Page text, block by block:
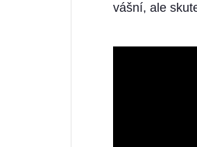
vášní, ale